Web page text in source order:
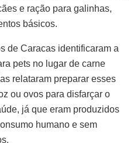
e ração para galinhas,
básicos.
de Caracas identificaram a
pets no lugar de carne
relataram preparar esses
ou ovos para disfarçar o
já que eram produzidos
humano e sem